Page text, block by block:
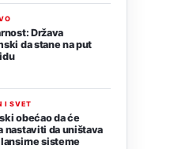
Država
da stane na put
I SVET
obećao da će
nastaviti da uništava
sisteme